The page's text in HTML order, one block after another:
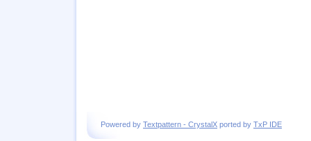
Powered by Textpattern - CrystalX ported by TxP IDE